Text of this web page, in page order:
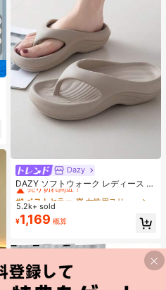
Dazy
DAZY ソフトウォーク レディース E
VA ミッドヒール プラットフォーム
ビーチサンダル - 超軽量、通気性、
快適、滑り止め、ソフトソール、ビ
ーチ、休暇、家庭の自由時間、日常
着用に最適な ミニマリストデザイン
- 通年使用、スリッポン、無地、プ
#1 ベストセラー
売り切れ間近！
#1 ベストセラー
売り切れ間近！
#1 ベストセラー
売り切れ間近！
#1 ベストセラー
5.2k+ sold
¥1,169 概算